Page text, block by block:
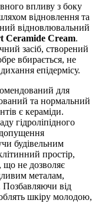
впливу з боку
відновлення та
відновлювальний
Ceramide Cream.
засіб, створений
вбирається, не
епідермісу.
для
та нормальний
є кераміди.
гідроліпідного
будівельним
простір,
не дозволяє
металам,
Позбавляючи від
шкіру молодою,